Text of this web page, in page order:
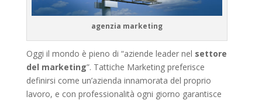
agenzia marketing
Oggi il mondo è pieno di “aziende leader nel settore
del marketing”. Tattiche Marketing preferisce
definirsi come un’azienda innamorata del proprio
lavoro, e con professionalità ogni giorno garantisce